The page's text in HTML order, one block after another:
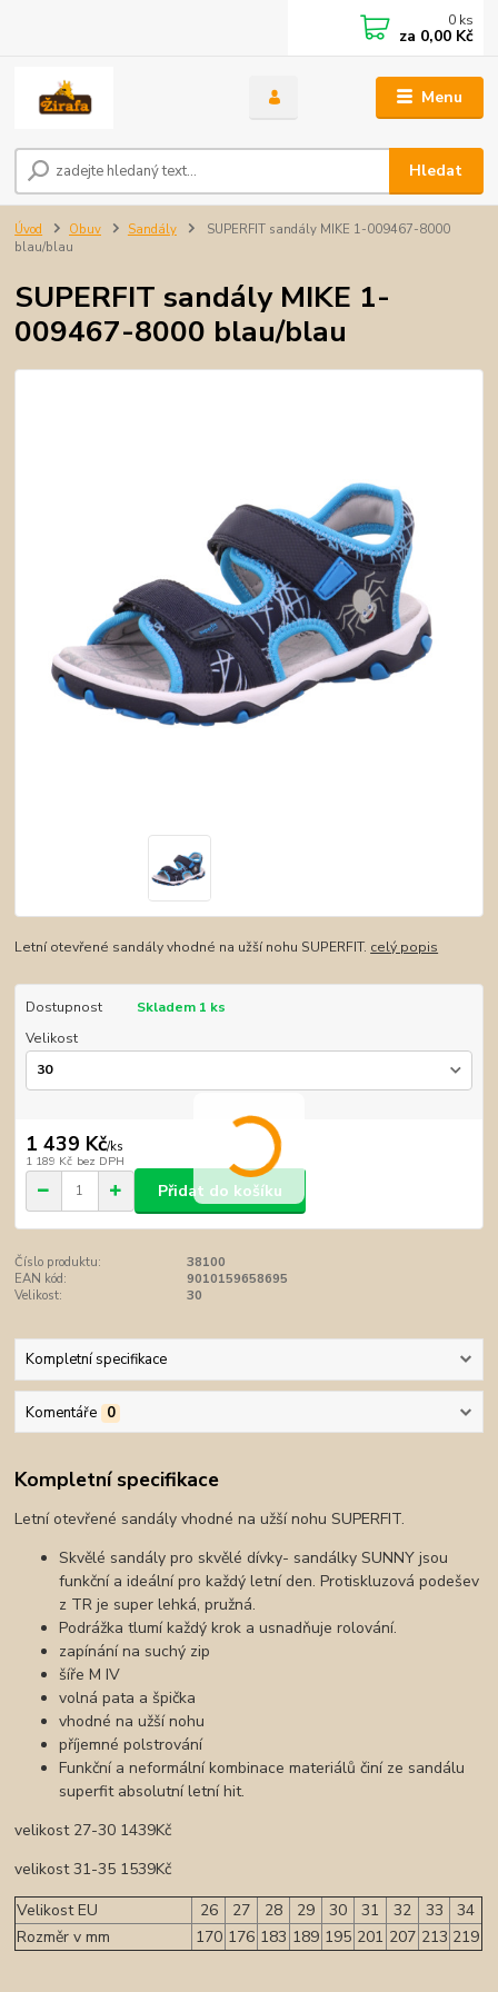
Menu
Hledat
0 ks
za 0,00 Kč
Úvod Obuv Sandály
SUPERFIT sandály MIKE 1-009467-8000
blau/blau
SUPERFIT sandály MIKE 1-
009467-8000 blau/blau
Letní otevřené sandály vhodné na užší nohu SUPERFIT. celý popis
Dostupnost
Skladem 1 ks
Velikost
1 439 Kč/ks
1 189 Kč bez DPH
Přidat do košíku
Číslo produktu:
38100
EAN kód:
9010159658695
Velikost:
30
Kompletní specifikace
Komentáře 0
Kompletní specifikace
Letní otevřené sandály vhodné na užší nohu SUPERFIT.
Skvělé sandály pro skvělé dívky- sandálky SUNNY jsou
funkční a ideální pro každý letní den. Protiskluzová podešev
z TR je super lehká, pružná.
Podrážka tlumí každý krok a usnadňuje rolování.
zapínání na suchý zip
šíře M IV
volná pata a špička
vhodné na užší nohu
příjemné polstrování
Funkční a neformální kombinace materiálů činí ze sandálu
superfit absolutní letní hit.
velikost 27-30 1439Kč
velikost 31-35 1539Kč
Velikost EU
26 27 28 29 30 31 32 33
34
Rozměr v mm
170 176 183 189 195 201 207 213 219